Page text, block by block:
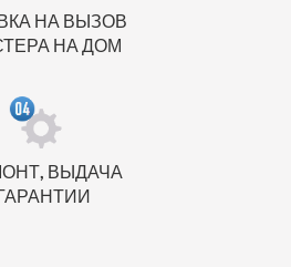
НА ВЫЗОВ
НА ДОМ
ВЫДАЧА